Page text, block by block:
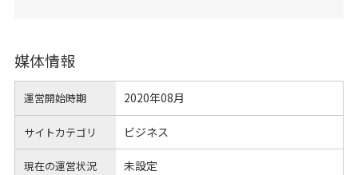
媒体情報
運営開始時期 2020年08月
サイトカテゴリ ビジネス
現在の運営状況 未設定